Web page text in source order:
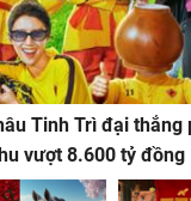
Tinh Trì đại thắng
vượt 8.600 tỷ đồng